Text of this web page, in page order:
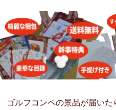
ゴルフコンペの景品が届いた